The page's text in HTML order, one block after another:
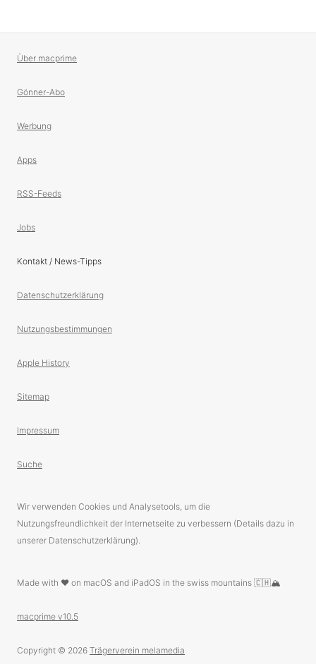
Über macprime
Gönner-Abo
Werbung
Apps
RSS-Feeds
Jobs
Kontakt / News-Tipps
Datenschutzerklärung
Nutzungsbestimmungen
Apple History
Sitemap
Impressum
Suche
Wir verwenden Cookies und Analysetools, um die
Nutzungsfreundlichkeit der Internetseite zu verbessern (Details dazu in
unserer Datenschutzerklärung).
Made with ❤️ on macOS and iPadOS in the swiss mountains 🇨🇭🏔
macprime v10.5
Copyright © 2026 Trägerverein melamedia